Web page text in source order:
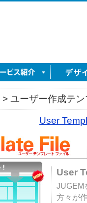
> ユーザー作成テ
User
User
JUGEM
方々が